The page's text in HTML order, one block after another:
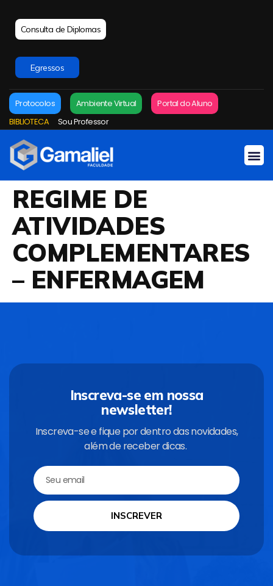
Consulta de Diplomas
Egressos
Protocolos Ambiente Virtual
Portal do Aluno
BIBLIOTECA
Sou Professor
REGIME DE
ATIVIDADES
COMPLEMENTARES
– ENFERMAGEM
Inscreva-se em nossa
newsletter!
Inscreva-se e fique por dentro das novidades,
além de receber dicas.
INSCREVER